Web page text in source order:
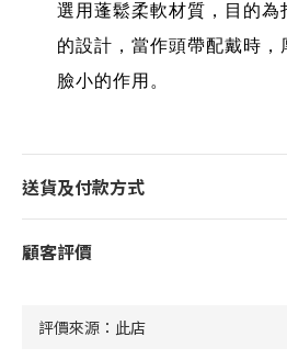
選用蓬鬆柔軟材質，目的
的設計，當作頭帶配戴時
臉小的作用。
送貨及付款方式
顧客評價